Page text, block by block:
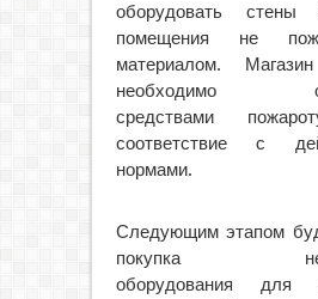
оборудовать
помещения не
материалом.
необходимо
средствами
соответствие с
нормами.
Следующим этапом
покупка
оборудования для